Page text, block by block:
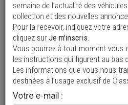
VENDUE
Chevrolet Pick-
LONG BED
24 900 €
1989 Pick-up 72 196 km
semaine de l’actualité des
collection et des nouvelles
Pour la recevoir, indiquez votre
cliquez sur Je m'inscris.
Vous pourrez à tout moment vous
les instructions qui figurent au bas
Les informations que vous nous
destinées à l’usage exclusif de
Votre e-mail :